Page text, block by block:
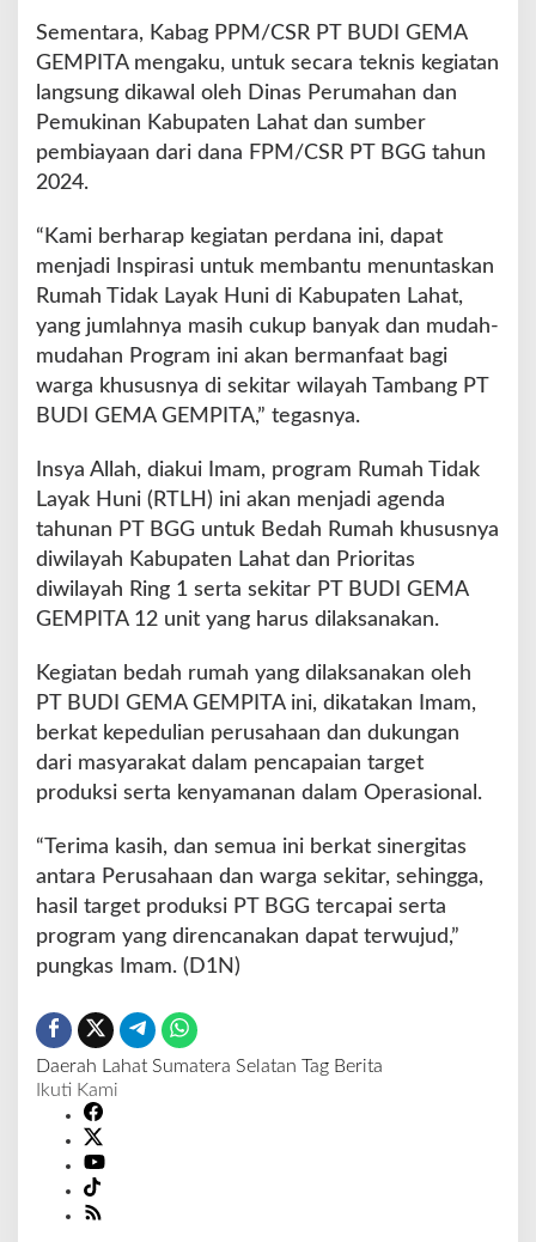
Sementara, Kabag PPM/CSR PT BUDI GEMA
GEMPITA mengaku, untuk secara teknis kegiatan
langsung dikawal oleh Dinas Perumahan dan
Pemukinan Kabupaten Lahat dan sumber
pembiayaan dari dana FPM/CSR PT BGG tahun
2024.
“Kami berharap kegiatan perdana ini, dapat
menjadi Inspirasi untuk membantu menuntaskan
Rumah Tidak Layak Huni di Kabupaten Lahat,
yang jumlahnya masih cukup banyak dan mudah-
mudahan Program ini akan bermanfaat bagi
warga khususnya di sekitar wilayah Tambang PT
BUDI GEMA GEMPITA,” tegasnya.
Insya Allah, diakui Imam, program Rumah Tidak
Layak Huni (RTLH) ini akan menjadi agenda
tahunan PT BGG untuk Bedah Rumah khususnya
diwilayah Kabupaten Lahat dan Prioritas
diwilayah Ring 1 serta sekitar PT BUDI GEMA
GEMPITA 12 unit yang harus dilaksanakan.
Kegiatan bedah rumah yang dilaksanakan oleh
PT BUDI GEMA GEMPITA ini, dikatakan Imam,
berkat kepedulian perusahaan dan dukungan
dari masyarakat dalam pencapaian target
produksi serta kenyamanan dalam Operasional.
“Terima kasih, dan semua ini berkat sinergitas
antara Perusahaan dan warga sekitar, sehingga,
hasil target produksi PT BGG tercapai serta
program yang direncanakan dapat terwujud,”
pungkas Imam. (D1N)
Daerah Lahat Sumatera Selatan Tag Berita
Ikuti Kami